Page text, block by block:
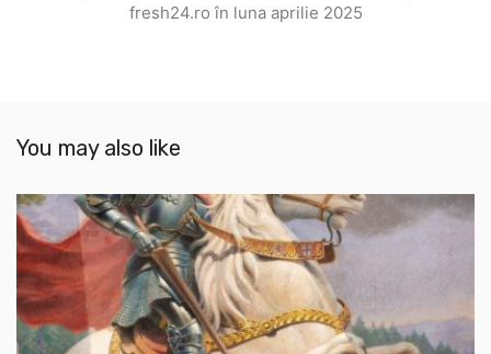
fresh24.ro în luna aprilie 2025
You may also like